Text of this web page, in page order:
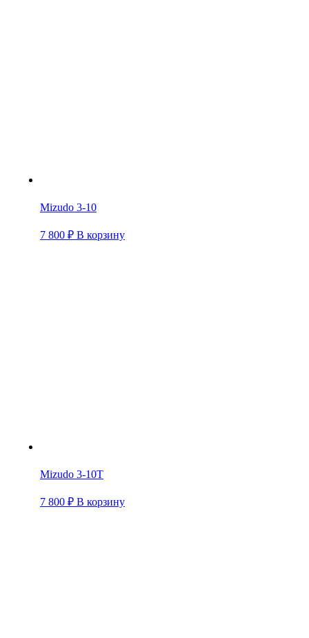
Mizudo 3-10
7 800 ₽ В корзину
Mizudo 3-10T
7 800 ₽ В корзину